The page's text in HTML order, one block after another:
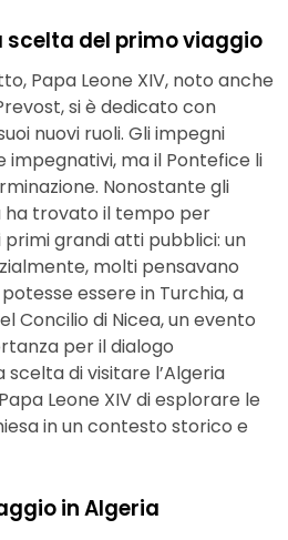
scelta del primo viaggio
Papa Leone XIV, noto anche
si è dedicato con
nuovi ruoli. Gli impegni
impegnativi, ma il Pontefice li
Nonostante gli
ha trovato il tempo per
primi grandi atti pubblici: un
molti pensavano
essere in Turchia, a
Concilio di Nicea, un evento
per il dialogo
di visitare l’Algeria
Leone XIV di esplorare le
in un contesto storico e
in Algeria